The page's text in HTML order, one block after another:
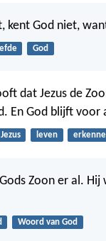
kent God niet,
God
dat Jezus de
En God blijft voor
Jezus leven
Zoon er al. Hij
Woord van God